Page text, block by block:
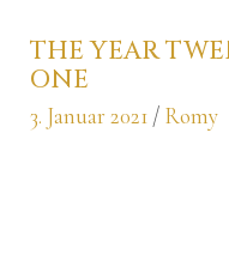
THE YEAR
ONE
3. Januar 2021 Romy